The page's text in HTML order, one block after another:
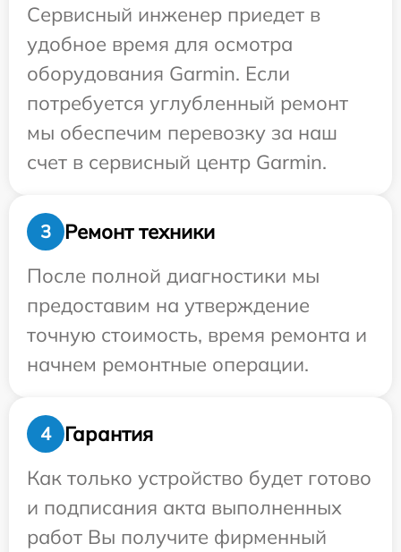
Сервисный инженер приедет в
удобное время для осмотра
оборудования Garmin. Если
потребуется углубленный ремонт
мы обеспечим перевозку за наш
счет в сервисный центр Garmin.
3
Ремонт техники
После полной диагностики мы
предоставим на утверждение
точную стоимость, время ремонта и
начнем ремонтные операции.
4
Гарантия
Как только устройство будет готово
и подписания акта выполненных
работ Вы получите фирменный